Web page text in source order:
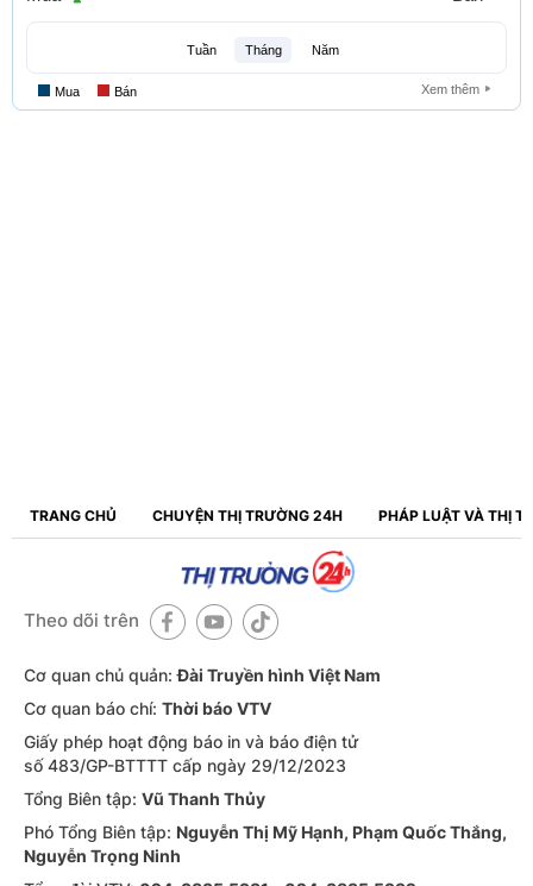
TRANG CHỦ CHUYỆN THỊ TRƯỜNG 24H PHÁP LUẬT VÀ THỊ
Theo dõi trên
Cơ quan chủ quản:Đài Truyền hình Việt Nam
Cơ quan báo chí: Thời báo VTV
Giấy phép hoạt động báo in và báo điện tử
số 483/GP-BTTTT cấp ngày 29/12/2023
Tổng Biên tập: Vũ Thanh Thủy
Phó Tổng Biên tập: Nguyễn Thị Mỹ Hạnh, Phạm Quốc Thắng,
Nguyễn Trọng Ninh